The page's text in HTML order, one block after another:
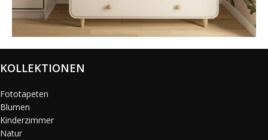
@karols_interiors
KOLLEKTIONEN
Fototapeten
Blumen
Kinderzimmer
Natur